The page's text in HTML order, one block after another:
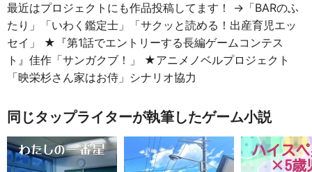
最近はプロジェクトにも作品投稿してます！ →「BARのふ
たり」「いわく鑑定士」「サクッと読める！出産育児エッ
セイ」 ★『第1話でエントリーする長編ゲームコンテス
ト』佳作「サンガクブ！」 ★アニメノベルプロジェクト
「映栄杉さん家はお侍」シナリオ協力
同じタップライターが執筆したゲーム小説